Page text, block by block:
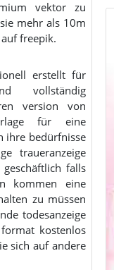
mehr als 10m
freepik.
erstellt für
vollständig
version von
ihre bedürfnisse
falls
kommen eine
zu müssen
todesanzeige
kostenlos
sich auf andere